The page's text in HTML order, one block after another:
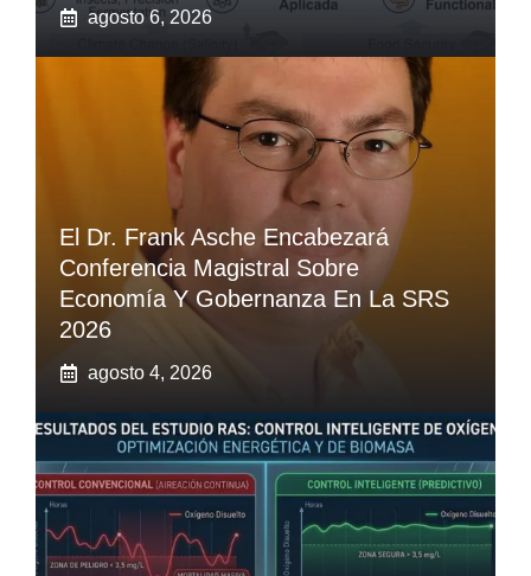
agosto 6, 2026
El Dr. Frank Asche Encabezará
Conferencia Magistral Sobre
Economía Y Gobernanza En La SRS
2026
agosto 4, 2026